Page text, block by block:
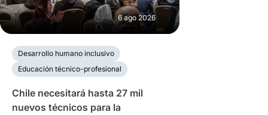
6 ago 2026
Desarrollo humano inclusivo
Educación técnico-profesional
Chile necesitará hasta 27 mil
nuevos técnicos para la